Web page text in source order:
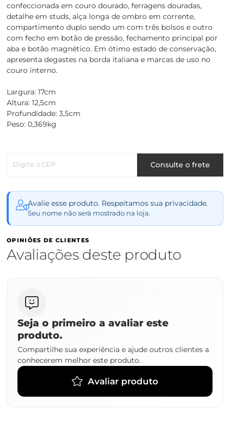
confeccionada em couro dourado, ferragens douradas,
detalhe em studs, alça longa de ombro em corrente,
compartimento duplo sendo um com três bolsos e outro
com fecho em botão de pressão, fechamento principal por
aba e botão magnético. Em ótimo estado de conservação,
apresenta degastes na borda italiana e marcas de uso no
couro interno.
Largura: 17cm
Altura: 12,5cm
Profundidade: 3,5cm
Peso: 0,369kg
Digite o CEP Consulte o frete
Avalie esse produto. Respeitamos sua privacidade.
Seu nome não será mostrado na loja.
OPINIÕES DE CLIENTES
Avaliações deste produto
Seja o primeiro a avaliar este
produto.
Compartilhe sua experiência e ajude outros clientes a
conhecerem melhor este produto.
Avaliar produto